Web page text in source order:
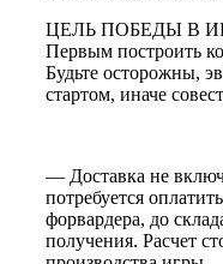
ЦЕЛЬ ПОБЕДЫ В
Первым построить
Будьте осторожны,
стартом, иначе
— Доставка не
потребуется
форвардера, до
получения. Расчет